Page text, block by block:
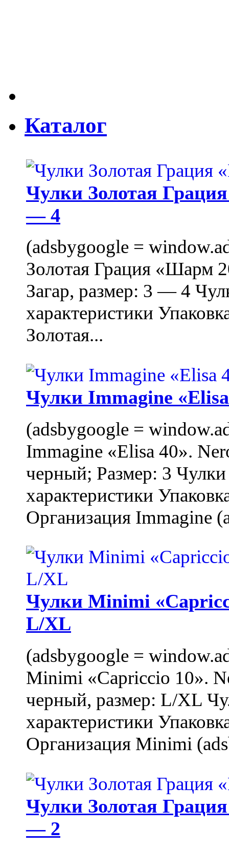
Каталог
Чулки Золотая
— 4
(adsbygoogle =
Золотая Грация «Шарм
Загар, размер: 3 — 4
характеристики
Золотая...
Чулки Immagine
(adsbygoogle =
Immagine «Elisa 40».
черный; Размер: 3
характеристики
Организация Immagine
Чулки Minimi
L/XL
(adsbygoogle =
Minimi «Capriccio 10».
черный, размер: L/XL
характеристики
Организация Minimi
Чулки Золотая
— 2